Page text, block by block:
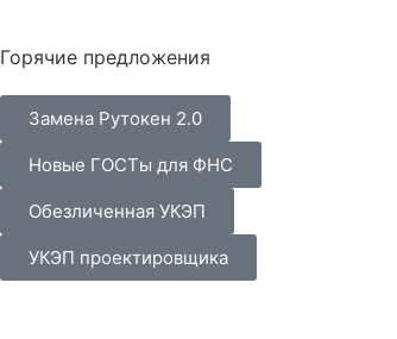
Горячие предложения
Замена Рутокен 2.0
Новые ГОСТы для ФНС
Обезличенная УКЭП
УКЭП проектировщика